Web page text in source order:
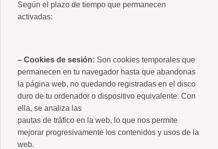
Según el plazo de tiempo que permanecen
activadas:
– Cookies de sesión: Son cookies temporales que
permanecen en tu navegador hasta que abandonas
la página web, no quedando registradas en el disco
duro de tu ordenador o dispositivo equivalente. Con
ella, se analiza las
pautas de tráfico en la web, lo que nos permite
mejorar progresivamente los contenidos y usos de la
web.